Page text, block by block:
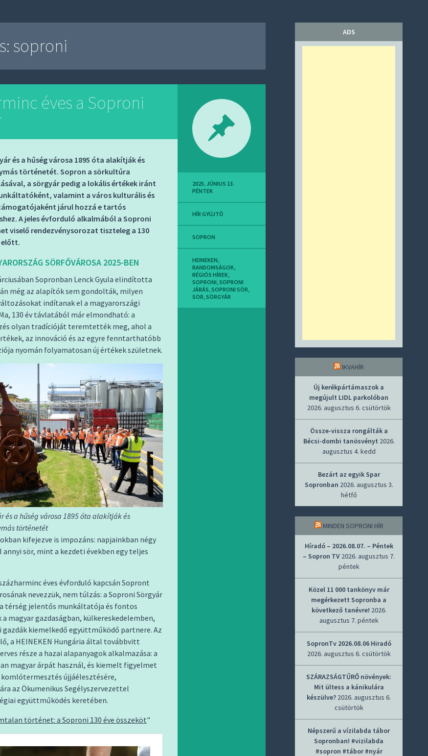
soproni
éves a Soproni
és a hűség városa 1895 óta alakítják és
történetét. Sopron a sörkultúra
a sörgyár pedig a lokális értékek iránt
valamint a város kulturális és
járul hozzá e tartós
A jeles évforduló alkalmából a Soproni
viselő rendezvénysorozat tiszteleg a 130
előtt.
SÖRFŐVÁROSA 2025-BEN
Sopronban Lenck Gyula elindította
még az alapítók sem gondolták, milyen
indítanak el a magyarországi
130 év távlatából már elmondható: a
olyan tradícióját teremtették meg, ahol a
az innováció és az egyre fenntarthatóbb
nyomán folyamatosan új értékek születnek.
és a hűség városa 1895 óta alakítják és
történetét
kifejezve is impozáns: napjainkban négy
sör, mint a kezdeti években egy teljes
éves évforduló kapcsán Sopront
nevezzük, nem túlzás: a Soproni Sörgyár
térség jelentős munkáltatója és fontos
magyar gazdaságban, külkereskedelemben,
gazdák kiemelkedő együttműködő partnere. Az
a HEINEKEN Hungária által továbbvitt
része a hazai alapanyagok alkalmazása: a
magyar árpát használ, és kiemelt figyelmet
újjáélesztésére,
az Ökumenikus Segélyszervezettel
együttműködés keretében.
történet: a Soproni 130 éve összeköt
2025. JÚNIUS 13.
PÉNTEK
HÍR GYÜJTŐ
SOPRON
HEINEKEN,
RANDOMSÁGOK,
RÉGIÓS HÍREK,
SOPRONI,SOPRONI
JÁRÁS,SOPRONI SÖR,
SOR,SÖRGYÁR
ADS
IKVAHÍR
Új kerékpártámaszok a
megújult LIDL parkolóban
2026. augusztus 6. csütörtök
Össze-vissza rongálták a
Bécsi-dombi tanösvényt 2026.
augusztus 4. kedd
Bezárt az egyik Spar
Sopronban 2026. augusztus 3.
hétfő
MINDEN SOPRONI HÍR
Híradó – 2026.08.07. – Péntek
– Sopron TV 2026. augusztus 7.
péntek
Közel 11 000 tankönyv már
megérkezett Sopronba a
következő tanévre! 2026.
augusztus 7. péntek
SopronTv 2026.08.06 Hiradó
2026. augusztus 6. csütörtök
SZÁRAZSÁGTŰRŐ növények:
Mit ültess a kánikulára
készülve? 2026. augusztus 6.
csütörtök
Népszerű a vízilabda tábor
Sopronban! #vizilabda
#sopron #tábor #nyár